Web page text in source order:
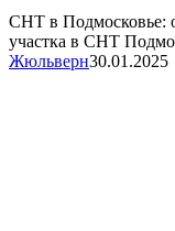
цены
СНТ в Подмосковье:
участка в СНТ
Жюльверн30.01.2025